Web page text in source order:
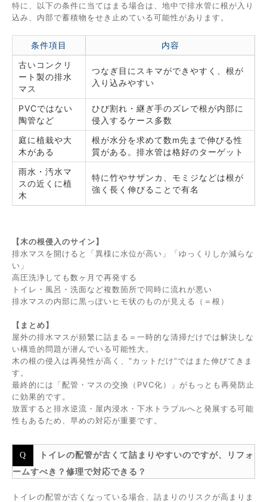
特に、以下の条件に当てはまる場合は、地中で排水管に根が入り
込み、内部で蓄積物をせき止めている可能性があります。
条件項目
内容
古いコンクリ
ート製の排水
マス
つなぎ目にスキマができやすく、根が
入り込みやすい
PVCではない
陶管など
ひび割れ・継ぎ手のズレで根が内部に
侵入するケース多数
庭に植栽や大
木がある
根が水分を求めて数m先まで伸びる性
質がある。排水管は格好のターゲット
雨水・汚水マ
スの近くに植
木
特に竹やサザンカ、モミジなどは根が
強く長く伸びることで有名
【木の根侵入のサイン】
排水マスを開けると「異様に水位が高い」「ゆっくりしか減らな
い」
高圧洗浄しても数ヶ月で再発する
トイレ・風呂・洗面など複数箇所で同時に流れが悪い
排水マスの内部に黒っぽいヒモ状のものが見える（＝根）
【まとめ】
屋外の排水マスが頻繁に詰まる＝一時的な清掃だけでは解決しな
い構造的問題が潜んでいる可能性大。
木の根の侵入は再発性が高く、“カットだけ”ではまた伸びてきま
す。
最終的には「配管・マスの交換（PVC化）」がもっとも再発防止
に効果的です。
放置すると排水逆流・屋内浸水・下水トラブルへと発展する可能
性もあるため、早めの対応が重要です。
トイレの配管が古くて詰まりやすいのですが、リフォ
ームすべき？修理で対応できる？
トイレの配管が古くなっている場合、詰まりのリスクが高まりま